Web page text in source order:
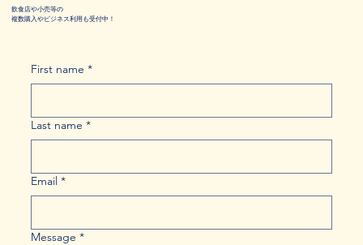
飲食店や小売等の
​複数購入やビジネス利用も受付中！
First name *
Last name *
Email *
Message *